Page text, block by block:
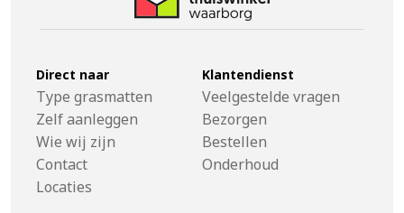
Direct naar
Type grasmatten
Zelf aanleggen
Wie wij zijn
Contact
Locaties
Klantendienst
Veelgestelde vragen
Bezorgen
Bestellen
Onderhoud